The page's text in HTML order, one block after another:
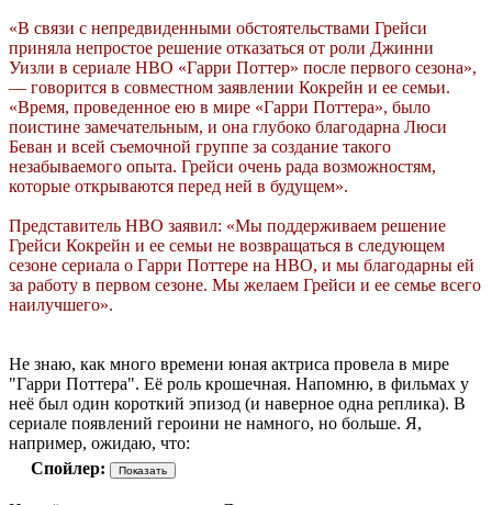
«В связи с непредвиденными обстоятельствами Грейси
приняла непростое решение отказаться от роли Джинни
Уизли в сериале HBO «Гарри Поттер» после первого сезона»,
— говорится в совместном заявлении Кокрейн и ее семьи.
«Время, проведенное ею в мире «Гарри Поттера», было
поистине замечательным, и она глубоко благодарна Люси
Беван и всей съемочной группе за создание такого
незабываемого опыта. Грейси очень рада возможностям,
которые открываются перед ней в будущем».
Представитель HBO заявил: «Мы поддерживаем решение
Грейси Кокрейн и ее семьи не возвращаться в следующем
сезоне сериала о Гарри Поттере на HBO, и мы благодарны ей
за работу в первом сезоне. Мы желаем Грейси и ее семье всего
наилучшего».
Не знаю, как много времени юная актриса провела в мире
"Гарри Поттера". Её роль крошечная. Напомню, в фильмах у
неё был один короткий эпизод (и наверное одна реплика). В
сериале появлений героини не намного, но больше. Я,
например, ожидаю, что:
Спойлер: